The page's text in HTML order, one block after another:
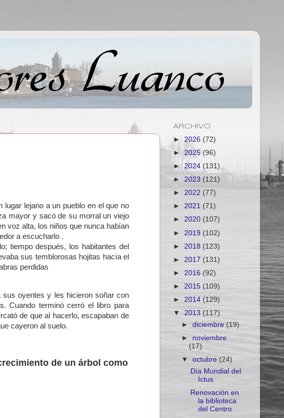
lugar lejano a un pueblo en el que no
mayor y sacó de su morral un viejo
voz alta, los niños que nunca habían
a escucharlo .
tiempo después, los habitantes del
sus temblorosas hojitas hacía el
perdidas
sus oyentes y les hicieron soñar con
Cuando terminó cerró el libro para
de que al hacerlo, escapaban de
cayeron al suelo.
de un árbol como
ARCHIVO
► 2026 (72)
► 2025 (96)
► 2024 (131)
► 2023 (121)
► 2022 (77)
► 2021 (71)
► 2020 (107)
► 2019 (102)
► 2018 (123)
► 2017 (131)
► 2016 (92)
► 2015 (109)
► 2014 (129)
▼ 2013 (117)
►diciembre (19)
► noviembre
(17)
▼octubre (24)
Día Mundial del
Ictus
Renovación en
la biblioteca
del Centro